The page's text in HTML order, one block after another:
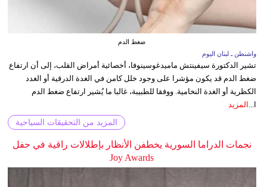
ضغط الدم
واشنطن ـ لبنان اليوم
تشير الدكتورة سيفينتش ماميدغوسينوفا، أخصائية أمراض القلب، إلى أن ارتفاع
ضغط الدم قد يكون مؤشرا على وجود خلل كامن في الغدة الدرقية أو الغدد
الكظرية أو الغدة النخامية. ووفقا للطبيبة، غالبا ما يُشير ارتفاع ضغط الدم
ا... المزيد
المزيد من التحقيقات السياحية
نجمات الدراما السورية يخطفن الأنظار بإطلالات راقية في حفل
Joy Awards